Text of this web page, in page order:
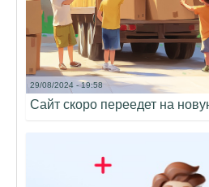
29/08/2024 - 19:58
Сайт скоро переедет на